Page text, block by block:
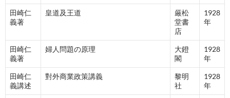
田崎仁
義著
皇道及王道
厳松
堂書
店
1928
年
田崎仁
義著
婦人問題の原理
大鐙
閣
1928
年
田崎仁
義講述
對外商業政策講義
黎明
社
1928
年